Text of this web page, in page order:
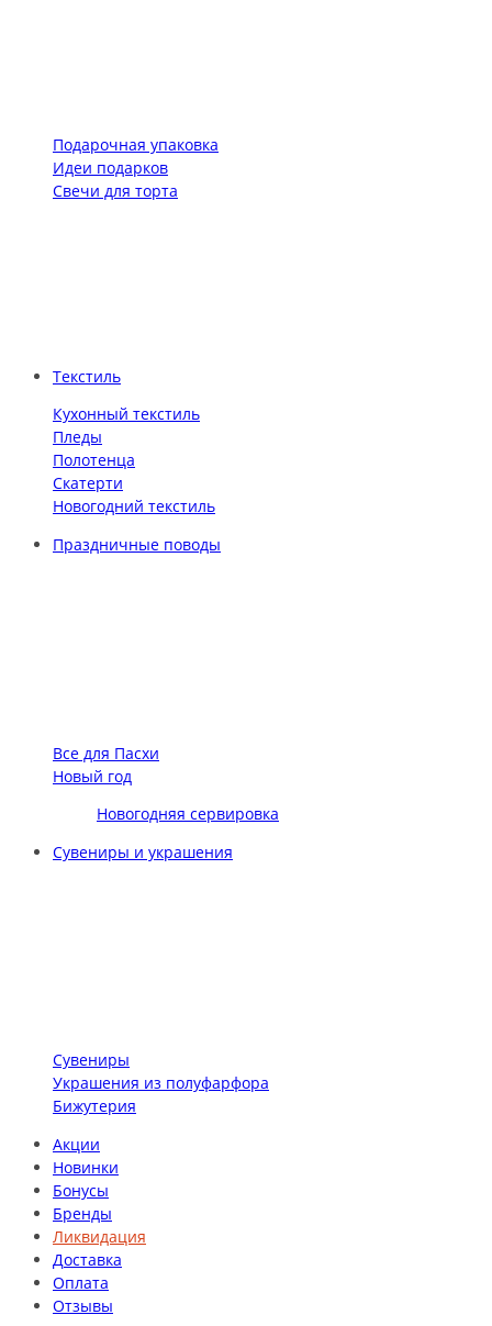
Подарочная упаковка
Идеи подарков
Свечи для торта
Текстиль
Кухонный текстиль
Пледы
Полотенца
Скатерти
Новогодний текстиль
Праздничные поводы
Все для Пасхи
Новый год
Новогодняя сервировка
Сувениры и украшения
Сувениры
Украшения из полуфарфора
Бижутерия
Акции
Новинки
Бонусы
Бренды
Ликвидация
Доставка
Оплата
Отзывы